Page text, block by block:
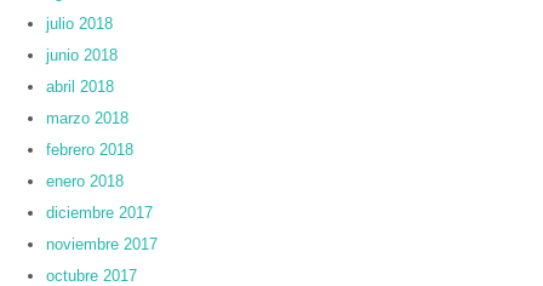
julio 2018
junio 2018
abril 2018
marzo 2018
febrero 2018
enero 2018
diciembre 2017
noviembre 2017
octubre 2017